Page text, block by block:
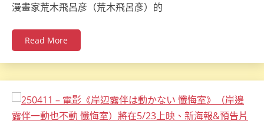
漫畫家荒木飛呂彦（荒木飛呂彥）的
Read More